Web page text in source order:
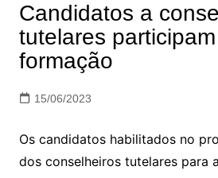
Candidatos a
tutelares
formação
15/06/2023
Os candidatos habilitados no
dos conselheiros tutelares para